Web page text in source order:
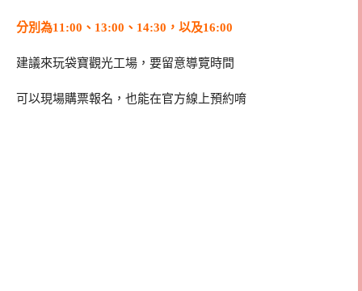
分別為11:00、13:00、14:30，以及16:00
建議來玩袋寶觀光工場，要留意導覽時間
可以現場購票報名，也能在官方線上預約唷